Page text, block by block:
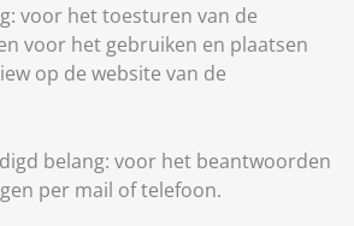
voor het toesturen van de
voor het gebruiken en plaatsen
op de website van de
belang: voor het beantwoorden
per mail of telefoon.